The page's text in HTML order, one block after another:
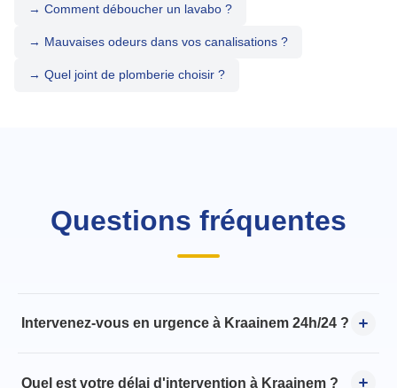
→ Comment déboucher un lavabo ?
→ Mauvaises odeurs dans vos canalisations ?
→ Quel joint de plomberie choisir ?
Questions fréquentes
Intervenez-vous en urgence à Kraainem 24h/24 ?
Quel est votre délai d'intervention à Kraainem ?